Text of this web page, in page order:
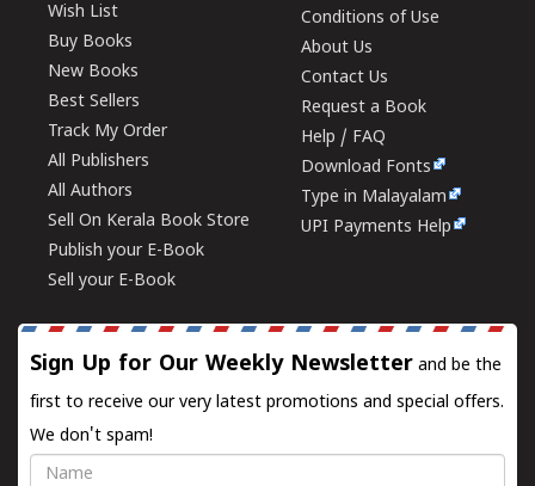
Wish List
Buy Books
New Books
Best Sellers
Track My Order
All Publishers
All Authors
Sell On Kerala Book Store
Publish your E-Book
Sell your E-Book
Conditions of Use
About Us
Contact Us
Request a Book
Help / FAQ
Download Fonts
Type in Malayalam
UPI Payments Help
Sign Up for Our Weekly Newsletter and be the
first to receive our very latest promotions and special offers.
We don't spam!
Name